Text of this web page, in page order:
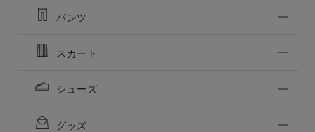
パンツ
スカート
シューズ
グッズ